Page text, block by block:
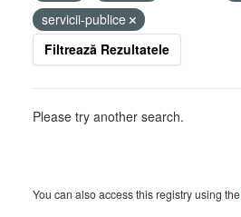
servicii-publice
Filtrează Rezultatele
Please try another search.
You can also access this registry using the